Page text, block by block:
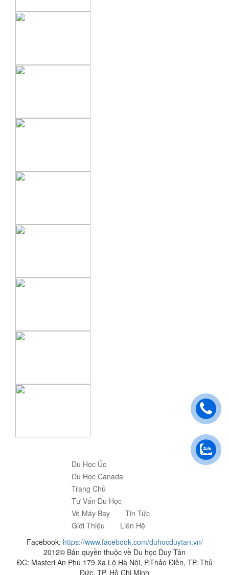
Du Học Úc
Du Học Canada
Trang Chủ
Tư Vấn Du Học
Vé Máy Bay
Tin Tức
Giới Thiệu
Liên Hệ
Facebook: https://www.facebook.com/duhocduytan.vn/
2012© Bản quyền thuộc về Du học Duy Tân
ĐC: Masteri An Phú 179 Xa Lộ Hà Nội, P.Thảo Điền, TP. Thủ
Đức, TP. Hồ Chi Minh